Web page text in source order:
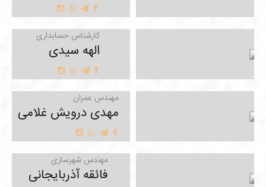
کارشناس حسابداری
الهه سیدی
مهندس عمران
مهدی درویش غلامی
مهندس شهرسازی
فائقه آذربایجانی